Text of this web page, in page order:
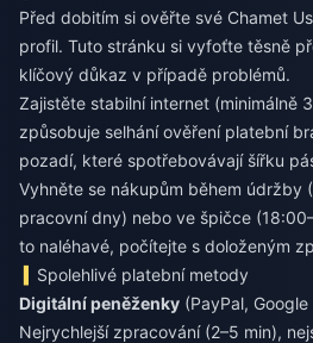
Před dobitím si ověřte své Chamet
profil. Tuto stránku si vyfoťte těsně
klíčový důkaz v případě problémů.
Zajistěte stabilní internet (minimálně
způsobuje selhání ověření platební
pozadí, které spotřebovávají šířku
Vyhněte se nákupům během údržby
pracovní dny) nebo ve špičce
to naléhavé, počítejte s doloženým
Spolehlivé platební metody
Digitální peněženky (PayPal,
Nejrychlejší zpracování (2–5 min),